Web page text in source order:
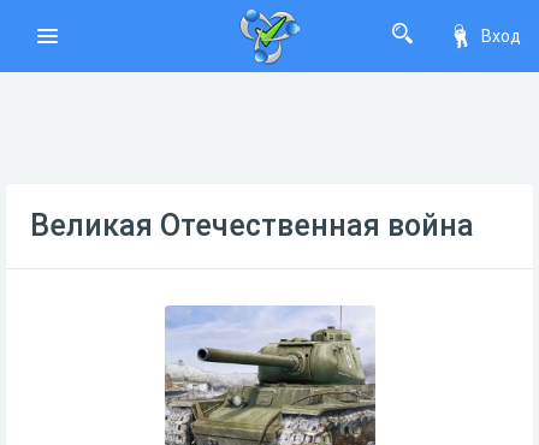
Вход
Великая Отечественная война